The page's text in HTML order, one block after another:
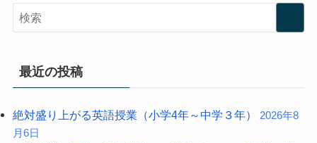
最近の投稿
絶対盛り上がる英語授業（小学4年～中学３年） 2026年8
月6日